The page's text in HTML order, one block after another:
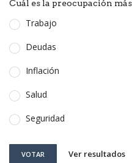
Cuál es la preocupación
Trabajo
Deudas
Inflación
Salud
Seguridad
VOTAR Ver resultados